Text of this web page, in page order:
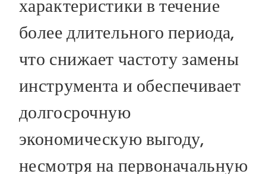
характеристики в течение
более длительного периода,
что снижает частоту замены
инструмента и обеспечивает
долгосрочную
экономическую выгоду,
несмотря на первоначальную